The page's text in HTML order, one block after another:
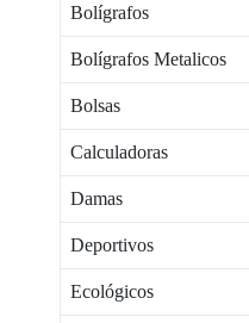
Bolígrafos
Bolígrafos Metalicos
Bolsas
Calculadoras
Damas
Deportivos
Ecológicos